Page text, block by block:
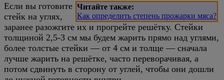
Читайте также:
Как определить степень прожарки мяса?
Если вы готовите
стейк на углях,
заранее разожгите их и прогрейте решётку. Стейки
толщиной 2,5-3 см мы будем жарить прямо над углями,
более толстые стейки — от 4 см и толще — сначала
лучше жарить на решётке, часто переворачивая, а
потом сдвинуть в сторону от углей, чтобы они дошли